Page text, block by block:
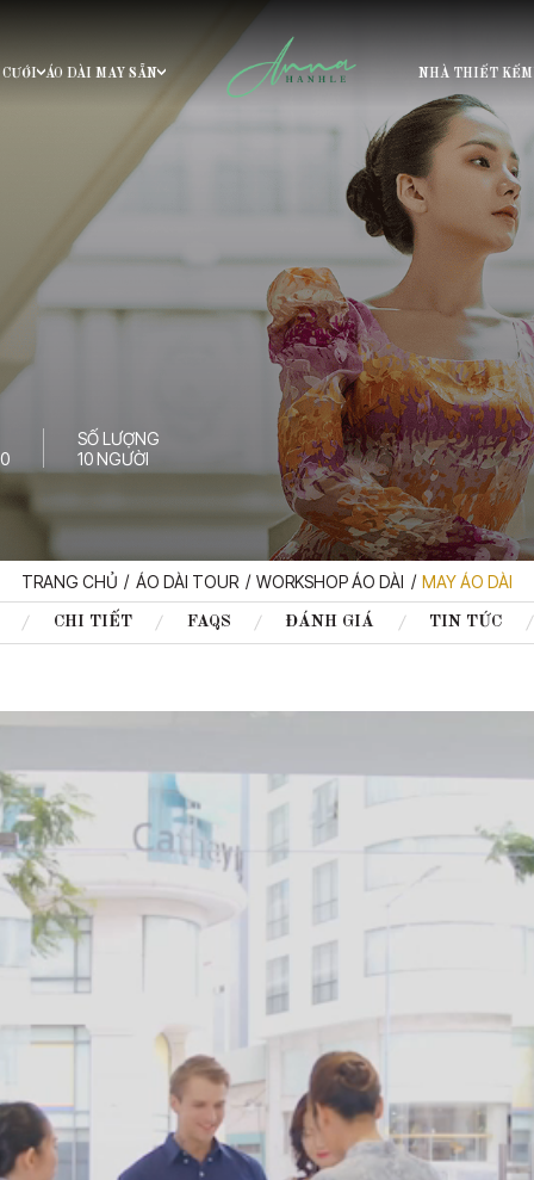
ÁO DÀI MAY SẴN NHÀ THIẾT KẾ
NAM ÁO KHOÁC NỮ
Chiều
- 15H30, 15H30 - 17H00
Tour Buổi Sáng
9H00 - 10H30, 10H30 - 12H00
NGAY
SỐ LƯỢNG
10 NGƯỜI
TRANG CHỦ ÁO DÀI TOUR WORKSHOP ÁO DÀI MAY ÁO DÀI
CHI TIẾT FAQS ĐÁNH GIÁ TIN TỨC